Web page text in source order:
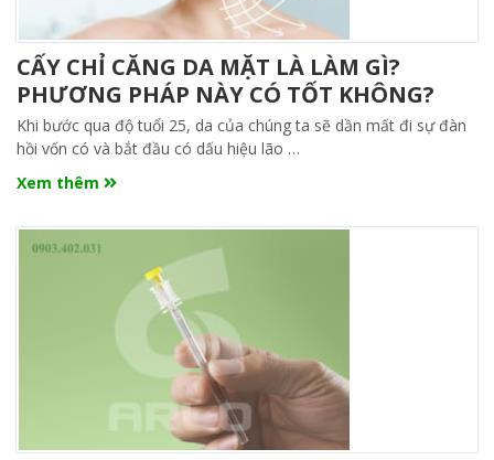
CẤY CHỈ CĂNG DA MẶT LÀ LÀM GÌ?
PHƯƠNG PHÁP NÀY CÓ TỐT KHÔNG?
Khi bước qua độ tuổi 25, da của chúng ta sẽ dần mất đi sự đàn
hồi vốn có và bắt đầu có dấu hiệu lão …
Xem thêm